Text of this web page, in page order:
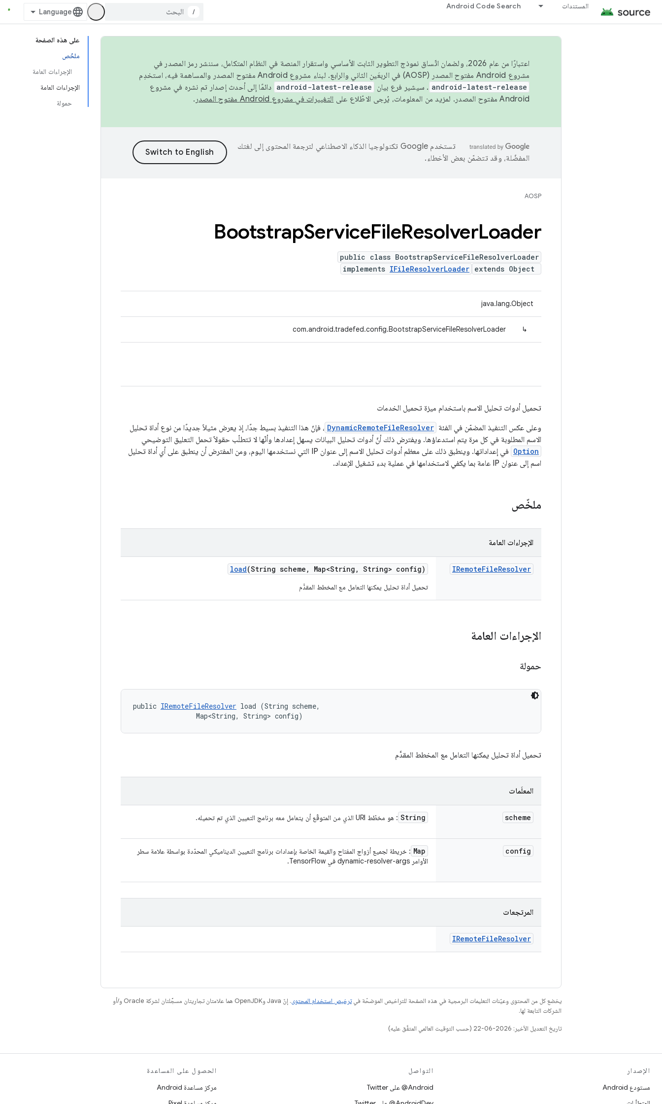
المستندات Android Code Search
/
على هذه الصفحة
ملخّص
الإجراءات العامة
الإجراءات العامة
حمولة
اعتبارًا من عام 2026، ولضمان اتّساق نموذج التطوير الثابت الأساسي واستقرار المنصة في النظام المتكامل، سننشر رمز المصدر في
مشروع Android مفتوح المصدر (AOSP) في الربعَين الثاني والرابع. لبناء مشروع Android مفتوح المصدر والمساهمة فيه، استخدِم
android-latest-release . سيشير فرع بيان android-latest-release دائمًا إلى أحدث إصدار تم نشره في مشروع
Android مفتوح المصدر. لمزيد من المعلومات، يُرجى الاطّلاع على
التغييرات في مشروع Android مفتوح المصدر .
تستخدم Google تكنولوجيا الذكاء الاصطناعي لترجمة المحتوى إلى لغتك
المفضّلة، وقد تتضمّن بعض الأخطاء.
AOSP
BootstrapServiceFileResolverLoader
public class BootstrapServiceFileResolverLoader
extends Object
implements IFileResolverLoader
java.lang.Object
↳
com.android.tradefed.config.BootstrapServiceFileResolverLoader
تحميل أدوات تحليل الاسم باستخدام ميزة تحميل الخدمات
وعلى عكس التنفيذ المضمّن في الفئة DynamicRemoteFileResolver ، فإنّ هذا التنفيذ بسيط جدًا، إذ يعرض مثيلاً جديدًا من نوع أداة تحليل
الاسم المطلوبة في كل مرة يتم استدعاؤها. ويفترض ذلك أنّ أدوات تحليل البيانات يسهل إعدادها وأنّها لا تتطلّب حقولاً تحمل التعليق التوضيحي
Option
في إعداداتها. وينطبق ذلك على معظم أدوات تحليل الاسم إلى عنوان IP التي نستخدمها اليوم، ومن المفترض أن ينطبق على أي أداة تحليل
اسم إلى عنوان IP عامة بما يكفي لاستخدامها في عملية بدء تشغيل الإعداد.
ملخّص
الإجراءات العامة
IRemoteFileResolver
load(String scheme , Map<String , String> config)
تحميل أداة تحليل يمكنها التعامل مع المخطط المقدَّم
الإجراءات العامة
حمولة
public IRemoteFileResolver load (String scheme,
                Map<String, String> config)
تحميل أداة تحليل يمكنها التعامل مع المخطط المقدَّم
المعلَمات
scheme
String : هو مخطّط URI الذي من المتوقّع أن يتعامل معه برنامج التعيين الذي تم تحميله.
config
Map : خريطة لجميع أزواج المفتاح والقيمة الخاصة بإعدادات برنامج التعيين الديناميكي المحدّدة بواسطة علامة سطر
الأوامر dynamic-resolver-args في TensorFlow.
المرتجعات
IRemoteFileResolver
يخضع كل من المحتوى وعيّنات التعليمات البرمجية في هذه الصفحة للتراخيص الموضحّة فيترخيص استخدام المحتوى
. إنّ Java وOpenJDK هما علامتان تجاريتان مسجَّلتان لشركة Oracle و/أو
الشركات التابعة لها.
تاريخ التعديل الأخير: 2026-06-22 (حسب التوقيت العالمي المتفَّق عليه)
الإصدار
مستودع Android
التواصل
‎@Android على Twitter
الحصول على المساعدة
مركز مساعدة Android